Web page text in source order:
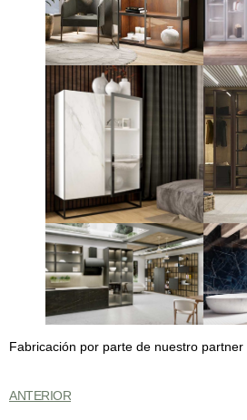
Fabricación por parte de nuestro partner
ANTERIOR